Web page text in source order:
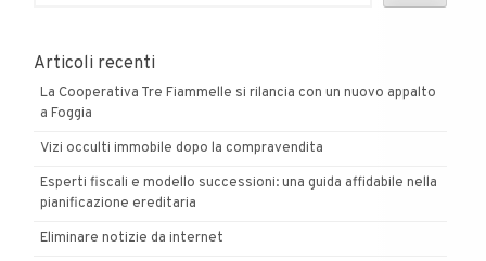
Articoli recenti
La Cooperativa Tre Fiammelle si rilancia con un nuovo appalto
a Foggia
Vizi occulti immobile dopo la compravendita
Esperti fiscali e modello successioni: una guida affidabile nella
pianificazione ereditaria
Eliminare notizie da internet